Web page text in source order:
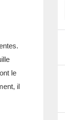
le
il